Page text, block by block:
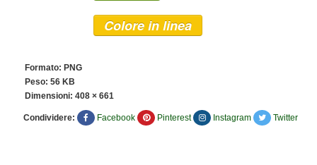
Colore in linea
Formato: PNG
Peso: 56 KB
Dimensioni: 408 × 661
Condividere: Facebook Pinterest Instagram Twitter